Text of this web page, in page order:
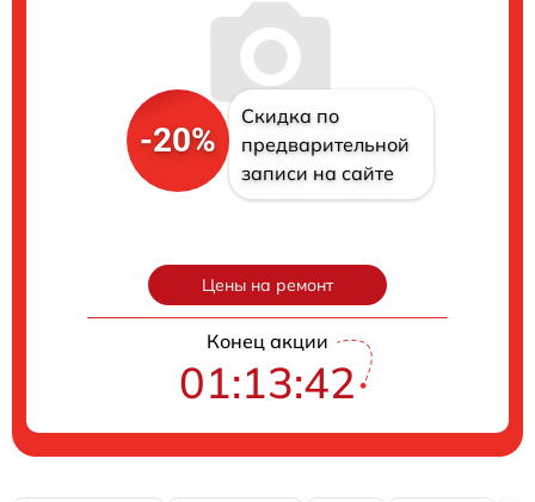
-20%
Скидка по
предварительной
записи на сайте
Цены на ремонт
Конец акции
01:13:41